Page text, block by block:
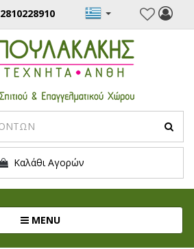
2810228910
Καλάθι Αγορών
MENUToggle navigation